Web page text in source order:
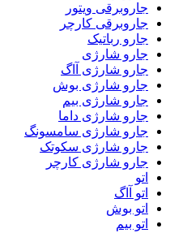
جاروبرقی ویتور
جاروبرقی کارچر
جارو رباتیک
جارو شارژی
جارو شارژی آاگ
جارو شارژی بوش
جارو شارژی بیم
جارو شارژی داما
جارو شارژی سامسونگ
جارو شارژی سکوتک
جارو شارژی کارچر
اتو
اتو آاگ
اتو بوش
اتو بیم